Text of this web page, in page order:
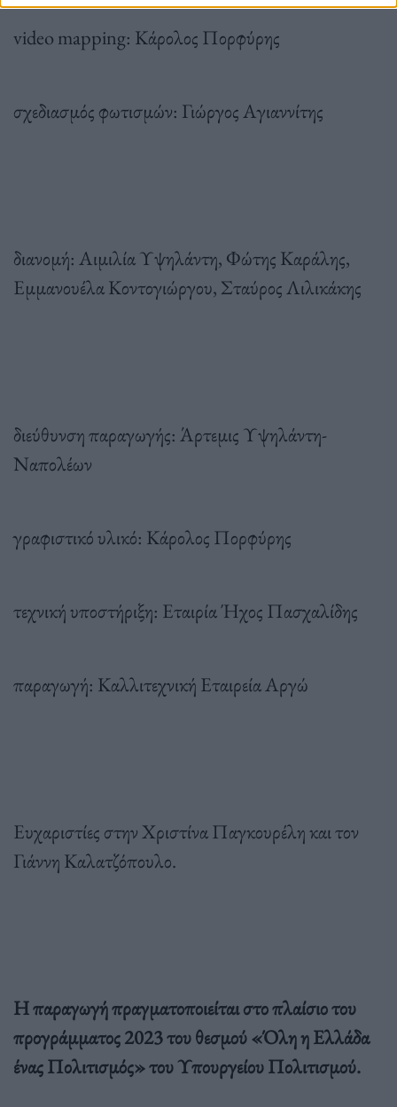
video mapping: Κάρολος Πορφύρης
σχεδιασμός φωτισμών: Γιώργος Αγιαννίτης
διανομή: Αιμιλία Υψηλάντη, Φώτης Καράλης,
Εμμανουέλα Κοντογιώργου, Σταύρος Λιλικάκης
διεύθυνση παραγωγής: Άρτεμις Υψηλάντη-
Ναπολέων
γραφιστικό υλικό: Κάρολος Πορφύρης
τεχνική υποστήριξη: Εταιρία Ήχος Πασχαλίδης
παραγωγή: Καλλιτεχνική Εταιρεία Αργώ
Ευχαριστίες στην Χριστίνα Παγκουρέλη και τον
Γιάννη Καλατζόπουλο.
Η παραγωγή πραγματοποιείται στο πλαίσιο του
προγράμματος 2023 του θεσμού «Όλη η Ελλάδα
ένας Πολιτισμός» του Υπουργείου Πολιτισμού.